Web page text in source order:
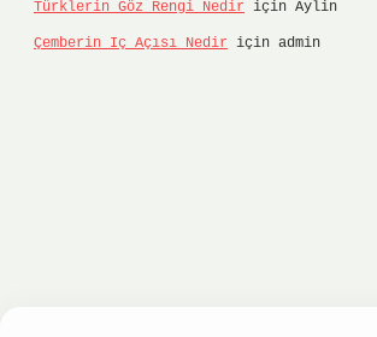
Türklerin Göz Rengi Nedir için Aylin
Çemberin Iç Açısı Nedir için admin